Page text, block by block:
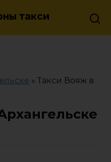
такси
» Такси Вояж в